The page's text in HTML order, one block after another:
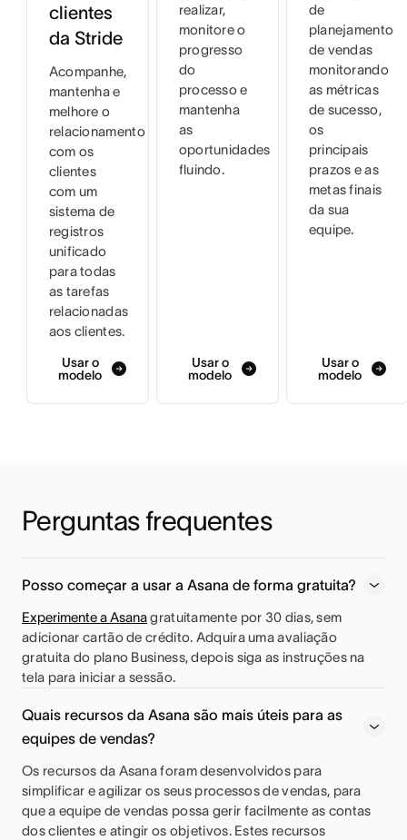
clientes
da Stride
Acompanhe,
mantenha e
melhore o
relacionamento
com os
clientes
com um
sistema de
registros
unificado
para todas
as tarefas
relacionadas
aos clientes.
Usar o
modelo
realizar,
monitore o
progresso
do
processo e
mantenha
as
oportunidades
fluindo.
Usar o
modelo
de
planejamento
de vendas
monitorando
as métricas
de sucesso,
os
principais
prazos e as
metas finais
da sua
equipe.
Usar o
modelo
Perguntas frequentes
Posso começar a usar a Asana de forma gratuita?
Experimente a Asanagratuitamente por 30 dias, sem
adicionar cartão de crédito. Adquira uma avaliação
gratuita do plano Business, depois siga as instruções na
tela para iniciar a sessão.
Quais recursos da Asana são mais úteis para as
equipes de vendas?
Os recursos da Asana foram desenvolvidos para
simplificar e agilizar os seus processos de vendas, para
que a equipe de vendas possa gerir facilmente as contas
dos clientes e atingir os objetivos. Estes recursos